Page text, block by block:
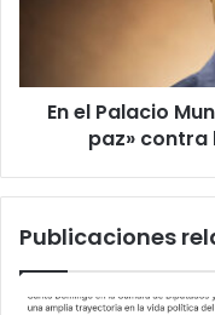
de
paz»En el Palacio
paz»
Publicaciones